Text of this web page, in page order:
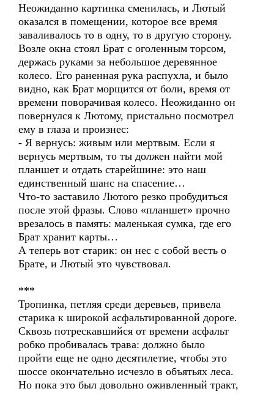
Неожиданно картинка сменилась, и Лютый
оказался в помещении, которое все время
заваливалось то в одну, то в другую сторону.
Возле окна стоял Брат с оголенным торсом,
держась руками за небольшое деревянное
колесо. Его раненная рука распухла, и было
видно, как Брат морщится от боли, время от
времени поворачивая колесо. Неожиданно он
повернулся к Лютому, пристально посмотрел
ему в глаза и произнес:
- Я вернусь: живым или мертвым. Если я
вернусь мертвым, то ты должен найти мой
планшет и отдать старейшине: это наш
единственный шанс на спасение…
Что-то заставило Лютого резко пробудиться
после этой фразы. Слово «планшет» прочно
врезалось в память: маленькая сумка, где его
Брат хранит карты…
А теперь вот старик: он нес с собой весть о
Брате, и Лютый это чувствовал.
***
Тропинка, петляя среди деревьев, привела
старика к широкой асфальтированной дороге.
Сквозь потрескавшийся от времени асфальт
робко пробивалась трава: должно было
пройти еще не одно десятилетие, чтобы это
шоссе окончательно исчезло в объятьях леса.
Но пока это был довольно оживленный тракт,